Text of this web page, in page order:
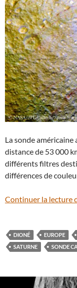
La sonde américaine
distance de 53 000
différents filtres
différences de
Continuer la lecture
DIONÉ EUROPE
SATURNE
SONDE